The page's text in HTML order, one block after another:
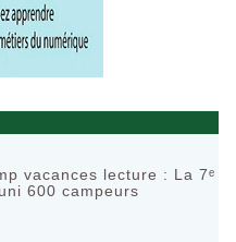
vacances lecture : La 7ᵉ
600 campeurs